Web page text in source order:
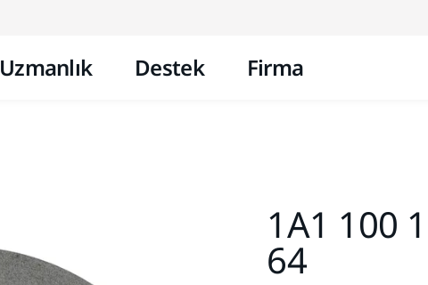
Uzmanlık Destek Firma
1A1 100
64